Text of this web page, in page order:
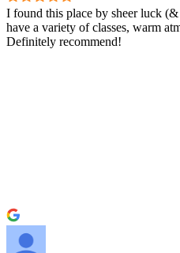
I found this place by sheer luck
have a variety of classes, warm
Definitely recommend!